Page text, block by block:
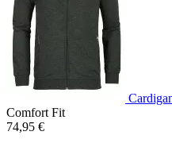
Comfort Fit
74,95 €